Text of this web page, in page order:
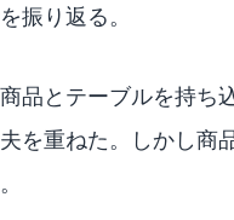
振り返る。
品とテーブルを持ち
を重ねた。しかし商